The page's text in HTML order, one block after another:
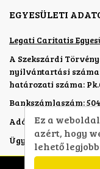
EGYESÜLETI
Legati Caritatis
A Szekszárdi
nyilvántartási
határozati száma:
Bankszámlaszám:
Adószám: 19321761-
Ügyvezető: Véghelyi
Ez a
azért, hogy
lehető